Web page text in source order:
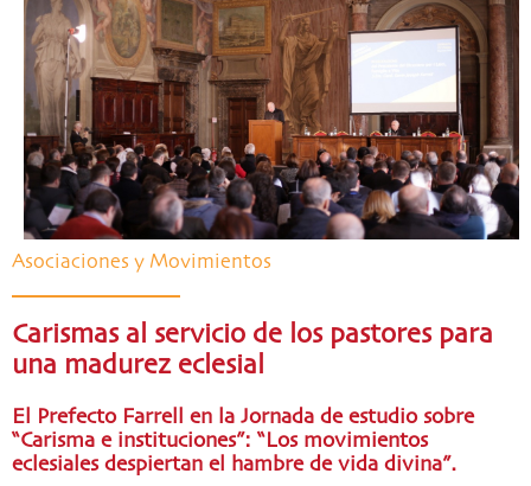
Asociaciones y Movimientos
Carismas al servicio de los pastores para
una madurez eclesial
El Prefecto Farrell en la Jornada de estudio sobre
“Carisma e instituciones”: “Los movimientos
eclesiales despiertan el hambre de vida divina”.